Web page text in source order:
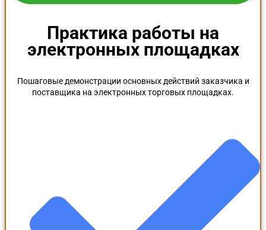
Практика работы на
электронных площадках
Пошаговые демонстрации основных действий заказчика и
поставщика на электронных торговых площадках.